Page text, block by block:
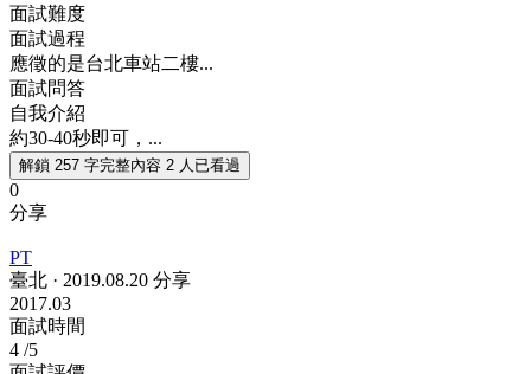
面試難度
面試過程
應徵的是台北車站二樓...
面試問答
自我介紹
約30-40秒即可，...
解鎖 257 字完整內容 2 人已看過
0
分享
PT
臺北 · 2019.08.20 分享
2017.03
面試時間
4 /5